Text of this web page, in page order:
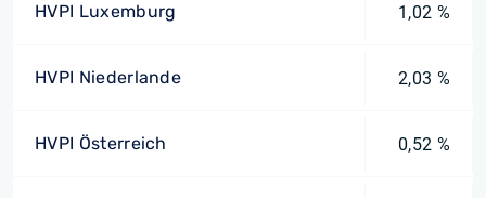
HVPI Luxemburg 1,02 %
HVPI Niederlande 2,03 %
HVPI Österreich 0,52 %